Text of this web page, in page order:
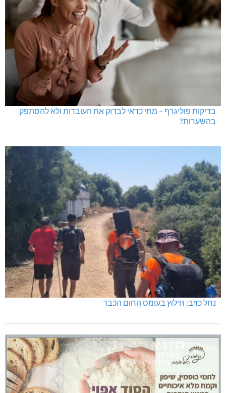
בדיקות פוליגרף במקומות עבודה – לא רק בעקבות גניבה
בדיקות פוליגרף – מתי כדאי לבדוק את העובדות ולא להסתפק
בהשערות?
נחל כזיב: חילוץ בעומס החום הכבד